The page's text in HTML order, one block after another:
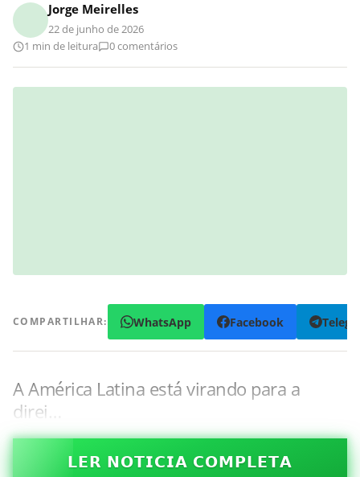
Jorge Meirelles
22 de junho de 2026
1 min de leitura
0 comentários
COMPARTILHAR: WhatsApp Facebook
A América Latina está virando para a
direi…
𝗟𝗘𝗥 𝗡𝗢𝗧𝗜𝗖𝗜𝗔 𝗖𝗢𝗠𝗣𝗟𝗘𝗧𝗔